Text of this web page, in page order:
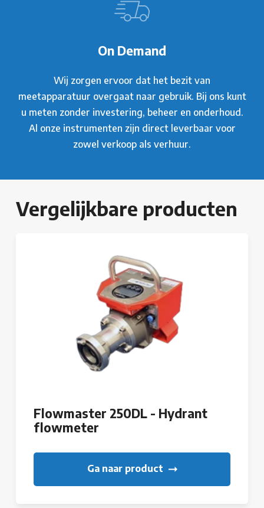
On Demand
Wij zorgen ervoor dat het bezit van
meetapparatuur overgaat naar gebruik. Bij ons kunt
u meten zonder investering, beheer en onderhoud.
Al onze instrumenten zijn direct leverbaar voor
zowel verkoop als verhuur.
Vergelijkbare producten
Flowmaster 250DL - Hydrant
flowmeter
Ga naar product